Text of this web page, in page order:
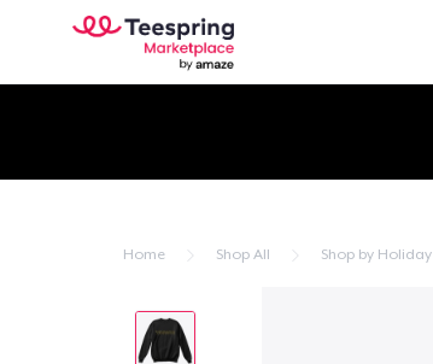
Home Shop All Shop by Holiday